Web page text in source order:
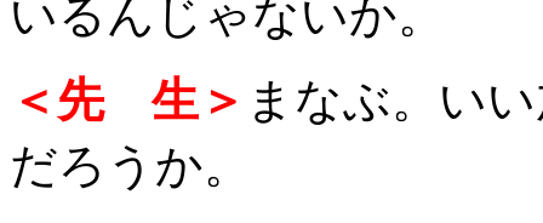
いるんじゃないか。
＜先 生＞ まなぶ。い
だろうか。